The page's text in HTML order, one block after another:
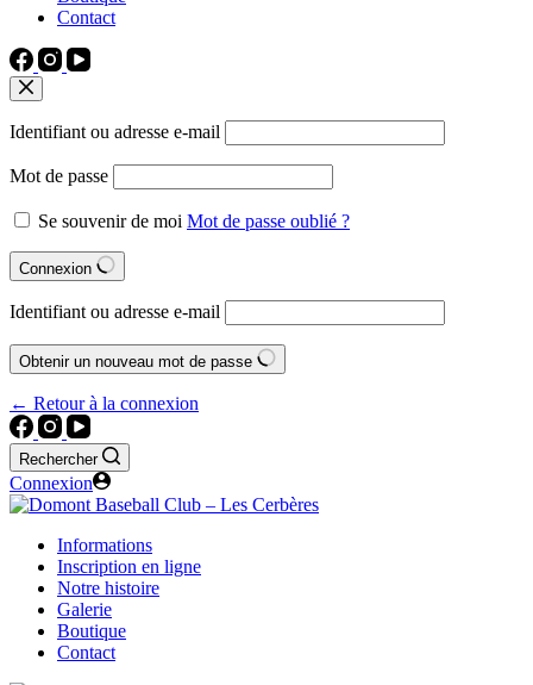
Contact
Identifiant ou adresse e-mail
Mot de passe
Se souvenir de moi Mot de passe oublié ?
Connexion
Identifiant ou adresse e-mail
Obtenir un nouveau mot de passe
← Retour à la connexion
Rechercher
Connexion
Informations
Inscription en ligne
Notre histoire
Galerie
Boutique
Contact